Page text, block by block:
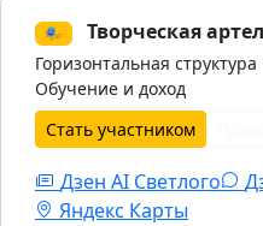
🎭 Творческая
Горизонтальная
Обучение и доход
Стать участником
Дзен AI Светлого
Яндекс Карты